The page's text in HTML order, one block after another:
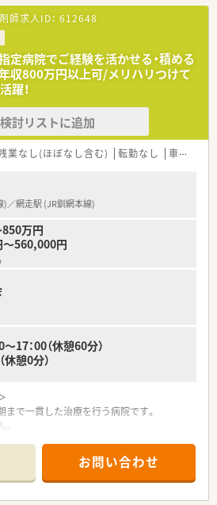
門前に位置し、内科、循環器、整形外科、泌
科の処方せんに対応しています。
内・社外研修などオリジナルの教育制度が
専門性に磨きをかけることができます！
している安定企業ならではの安心の就業環
おり、過誤の発生確率は非常に少ない環境
師求人ID： 612648
定病院でご経験を活かせる・積める
収800万円以上可/メリハリつけて
躍！
検討リストに追加
業なし(ほぼなし含む) 転勤なし 車通勤可
)／網走駅 (JR釧網本線)
万円
560,000円
17：00（休憩60分）
憩0分）
で一貫した治療を行う病院です。
携し、地域へ医療提供を目指しています。
がある方、チャレンジしたい方歓迎！
お問い合わせ